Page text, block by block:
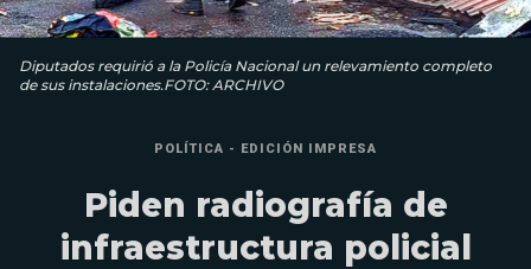
Diputados requirió a la Policía Nacional un relevamiento completo
de sus instalaciones.FOTO: ARCHIVO
POLÍTICA - EDICIÓN IMPRESA
Piden radiografía de
infraestructura policial